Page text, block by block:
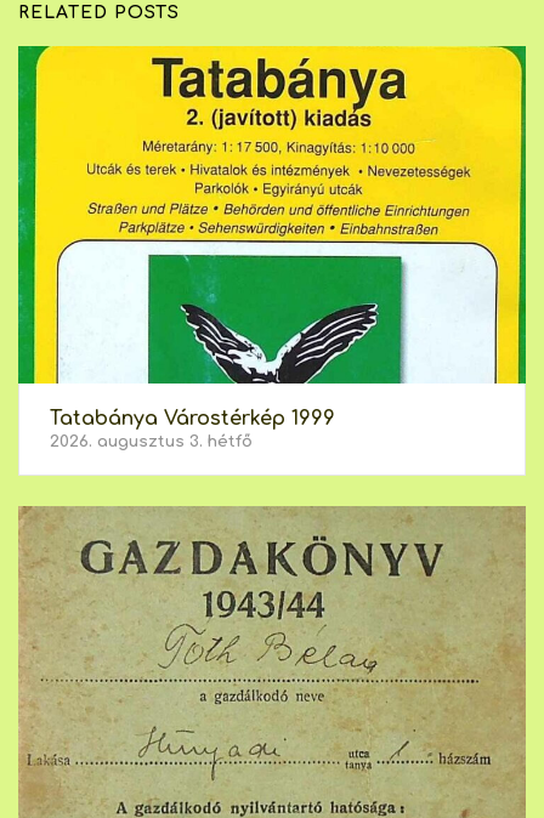
RELATED POSTS
Tatabánya Várostérkép 1999
2026. augusztus 3. hétfő